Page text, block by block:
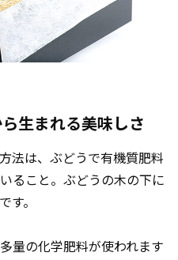
生まれる美味しさ
法は、ぶどうで有機質肥料
ること。ぶどうの木の下に
す。
量の化学肥料が使われます